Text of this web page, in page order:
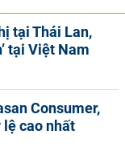
tại Thái Lan,
tại Việt Nam
Consumer,
lệ cao nhất